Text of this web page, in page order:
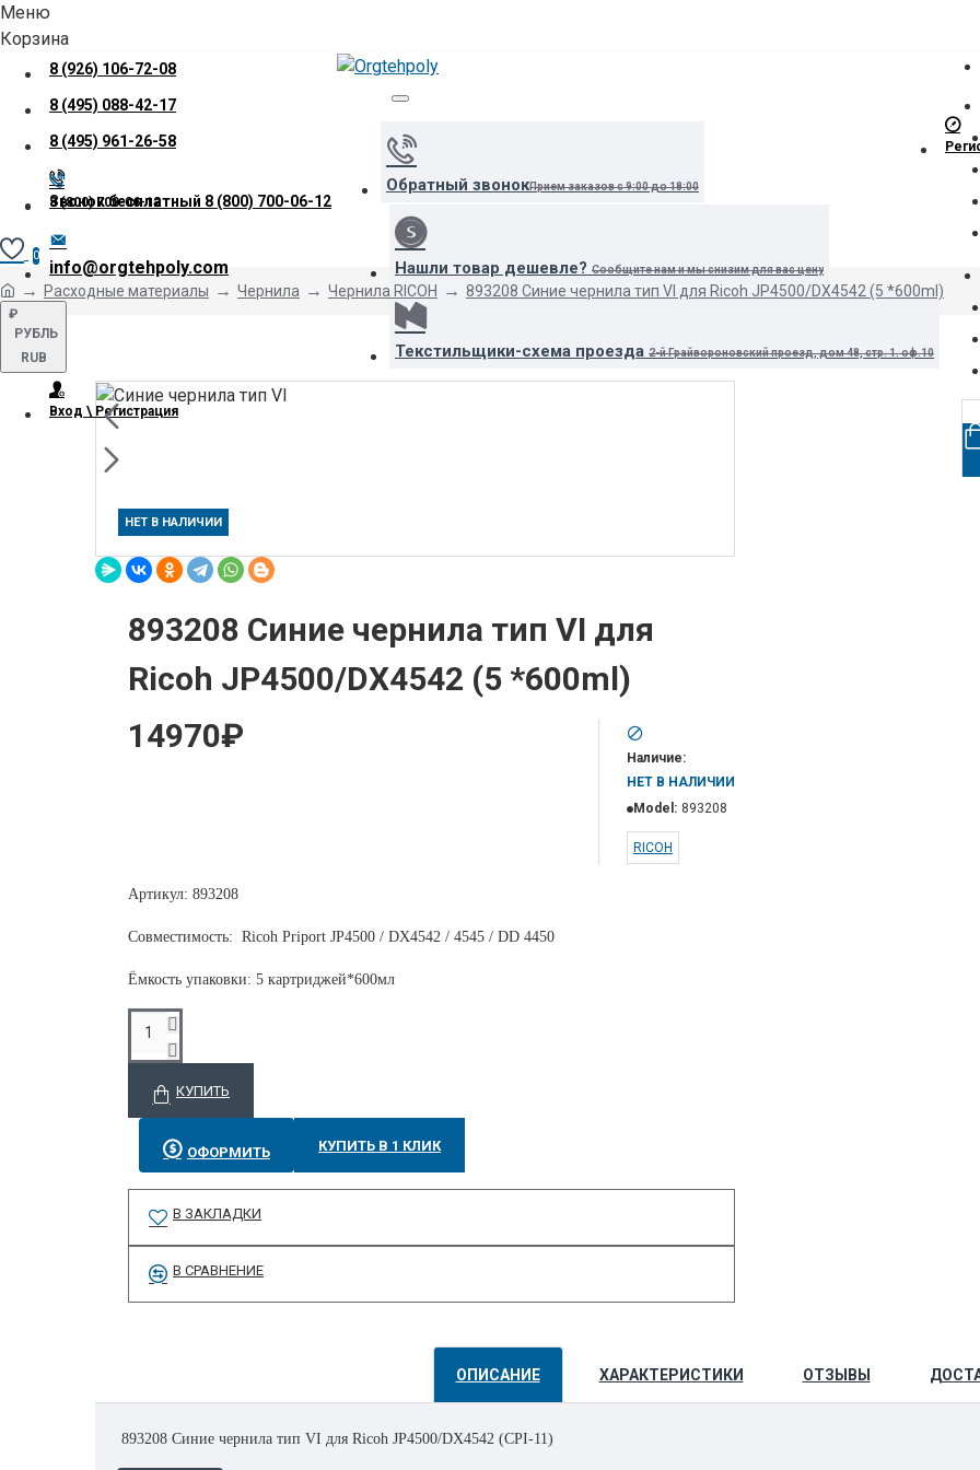
Меню
Корзина
8 (926) 106-72-08
8 (495) 088-42-17
8 (495) 961-26-58
Звонок бесплатный 8 (800) 700-06-12
info@orgtehpoly.com
₽
РУБЛЬ
RUB
Вход \ Регистрация
Обратный звонокПрием заказов с 9:00 до 18:00
Нашли товар дешевле? Сообщите нам и мы снизим для вас цену
Текстильщики-схема проезда 2-й Грайвороновский проезд, дом 48, стр. 1. оф.10
8 (800) 700-06-12
0
Расходные материалы Чернила Чернила RICOH 893208 Синие чернила тип VI для Ricoh JP4500/DX4542 (5 *600ml)
НЕТ В НАЛИЧИИ
893208 Синие чернила тип VI для
Ricoh JP4500/DX4542 (5 *600ml)
14970₽
Наличие:
НЕТ В НАЛИЧИИ
Model: 893208
RICOH
Артикул: 893208
Совместимость: Ricoh Priport JP4500 / DX4542 / 4545 / DD 4450
Ёмкость упаковки: 5 картриджей*600мл
КУПИТЬ
ОФОРМИТЬ КУПИТЬ В 1 КЛИК
В ЗАКЛАДКИ
В СРАВНЕНИЕ
ОПИСАНИЕ ХАРАКТЕРИСТИКИ ОТЗЫВЫ
893208 Синие чернила тип VI для Ricoh JP4500/DX4542 (CPI-11)